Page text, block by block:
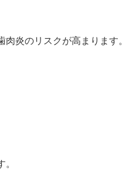
炎のリスクが高まります。